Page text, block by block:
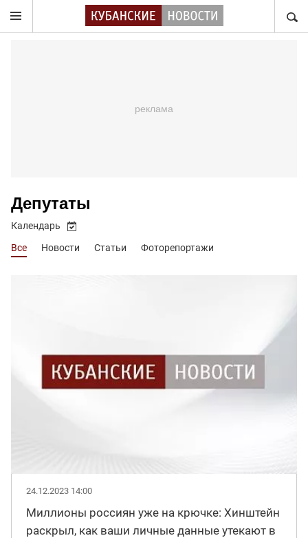
Депутаты
Все Новости Статьи Фоторепортажи
Календарь
24.12.2023 14:00
Миллионы россиян уже на крючке: Хинштейн
раскрыл, как ваши личные данные утекают в